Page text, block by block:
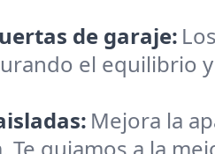
de garaje:
el equilibrio
Mejora la